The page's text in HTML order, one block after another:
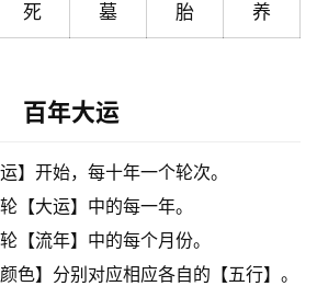
死 墓 胎 养
百年大运
】开始，每十年一个轮次。
【大运】中的每一年。
【流年】中的每个月份。
色】分别对应相应各自的【五行】。